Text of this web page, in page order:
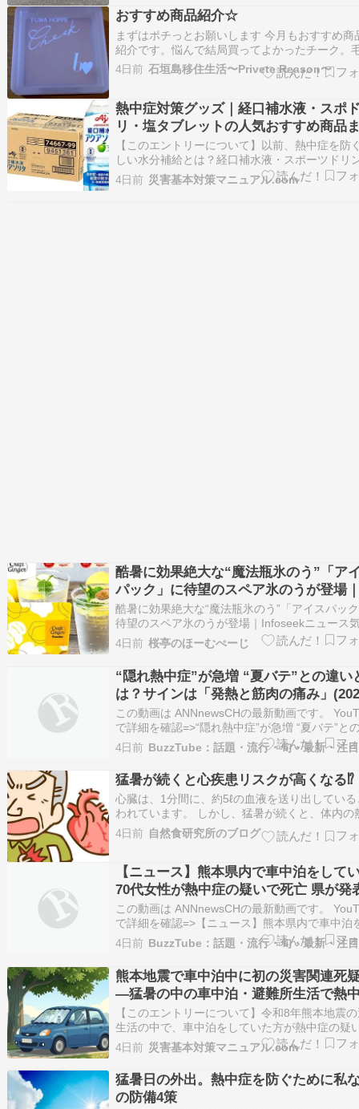
ました（ココ）が、7月はどーだったんで…
おすすめ商品紹介☆
まずはポチっとお願いします 今月もおすすめ商
紹介です。悩んで結局買ってよかったチーク。
ぼかしてくれて、このカラーはほぼ色つかない
いい色味で年齢問わず使いやすいチークです。
ブラシ (別売) チーク 頬紅…
4日前 石垣島移住生活〜Privete Reason〜
熱中症対策グッズ｜経口補水液・スポ
リ・塩タブレットの人気おすすめ商品
め
【このエントリーについて】以前、熱中症を防
しい水分補給とは？経口補水液・スポーツドリ
ク・塩タブレットの使い分け方という記事を書
したが、今回はその実践編として、経口補水液
4日前 災害基本対策マニュアル.com
酷暑に効果絶大な“魔法瓶氷のう”「ア
パック」に待望のスペア氷のうが登場
Infoseekニュース
酷暑に効果絶大な“魔法瓶氷のう”「アイスパッ
待望のスペア氷のうが登場｜Infoseekニュース
40度を超える“酷暑日”が全国各地で観測され、
上に外出時の熱中症対策の重要視されています
に屋...
4日前 桜亭のほーむぺーじ
“隠れ熱中症”が急増 “夏バテ”との違い
は？サインは「発熱と筋肉の痛み」
8月2日)
この動画は ANNnewsCHの最新動画です。
で詳細を確認=>“隠れ熱中症”が急増 “夏バテ”と
とは？サインは「発熱と筋肉の痛み」(2026年8
日)
4日前
猛暑が続くと心疾患リスクが高くなる⁉
心臓は、1分間に、約5ℓの血液を送り出している
われています。 しかし、猛暑が続くと、体内の
逃がす目的で、そして体温を下げるため、皮膚
血流を増やそうと、心臓は、より多くの血液を
って、心臓にも負担がかかっているというこ…
4日前 自然食研究所のブログ
【ニュース】熊本県内で車中泊をして
70代女性が熱中症の疑いで死亡 県が発
#shorts
この動画は ANNnewsCHの最新動画です。
で詳細を確認=>【ニュース】熊本県内で車中泊
ていた70代女性が熱中症の疑いで死亡 県が発表
#shorts
4日前
熊本地震で車中泊中に初の災害関連死
―猛暑の中の車中泊・避難所生活で熱
を防ぐには
【このエントリーについて】令和8年熊本地震
生活の中で、車中泊をしていた方が熱中症の疑
亡くなり、初の災害関連死の疑いとして報告さ
した。このエントリーでは、この報告の内容を
したうえで、猛暑の中での車中泊・避難所生活
中症を防ぐために気をつけたいポイントをまと
す…
4日前 災害基本対策マニュアル.com
猛暑日の外出。熱中症を防ぐために私
の防備4策